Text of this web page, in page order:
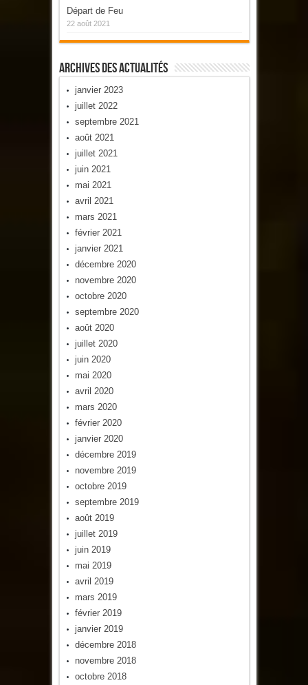
Départ de Feu
22 août 2021
Archives Des Actualités
janvier 2023
juillet 2022
septembre 2021
août 2021
juillet 2021
juin 2021
mai 2021
avril 2021
mars 2021
février 2021
janvier 2021
décembre 2020
novembre 2020
octobre 2020
septembre 2020
août 2020
juillet 2020
juin 2020
mai 2020
avril 2020
mars 2020
février 2020
janvier 2020
décembre 2019
novembre 2019
octobre 2019
septembre 2019
août 2019
juillet 2019
juin 2019
mai 2019
avril 2019
mars 2019
février 2019
janvier 2019
décembre 2018
novembre 2018
octobre 2018